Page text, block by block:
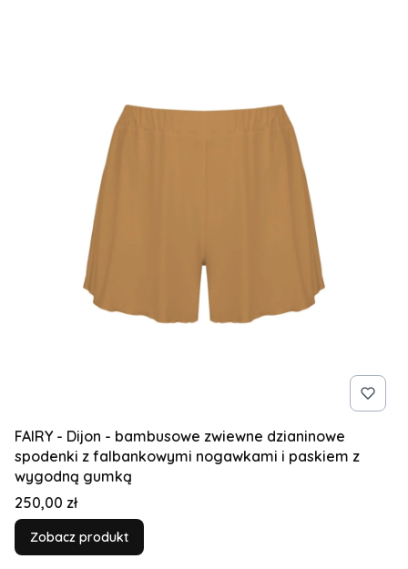
FAIRY - Dijon - bambusowe zwiewne dzianinowe
spodenki z falbankowymi nogawkami i paskiem z
wygodną gumką
Cena
250,00 zł
Zobacz produkt